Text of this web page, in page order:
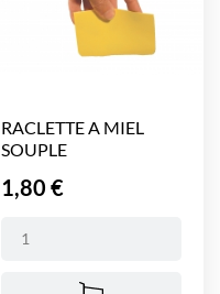
RACLETTE A MIEL
SOUPLE
Prix
1,80 €